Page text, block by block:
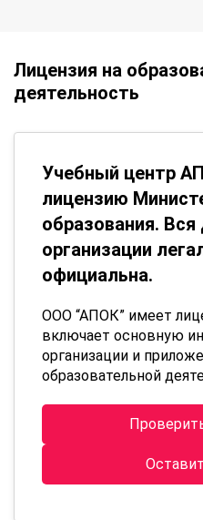
Лицензия на
деятельность
Учебный центр
лицензию
образования.
организации
официальна.
ООО “АПОК” имеет
включает основную
организации и
образовательной